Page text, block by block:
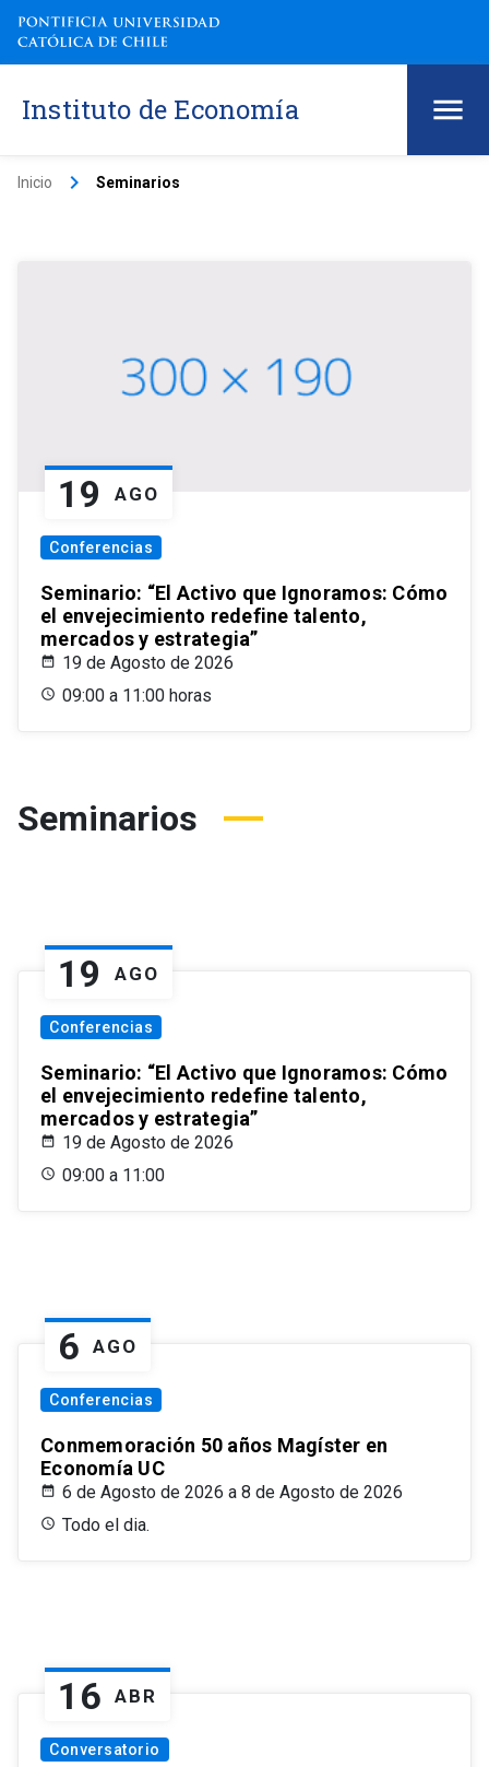
Instituto de Economía
Inicio keyboard_arrow_right Seminarios
19 AGO
Conferencias
Seminario: “El Activo que Ignoramos: Cómo
el envejecimiento redefine talento,
mercados y estrategia”
19 de Agosto de 2026
09:00 a 11:00 horas
Seminarios
19 AGO
Conferencias
Seminario: “El Activo que Ignoramos: Cómo
el envejecimiento redefine talento,
mercados y estrategia”
19 de Agosto de 2026
09:00 a 11:00
6 AGO
Conferencias
Conmemoración 50 años Magíster en
Economía UC
6 de Agosto de 2026 a 8 de Agosto de 2026
Todo el dia.
16 ABR
Conversatorio